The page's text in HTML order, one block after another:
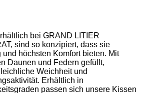
bei GRAND LITIER
sind so konzipiert, dass sie
und höchsten Komfort bieten. Mit
Daunen und Federn gefüllt,
Weichheit und
Erhältlich in
passen sich unsere Kissen